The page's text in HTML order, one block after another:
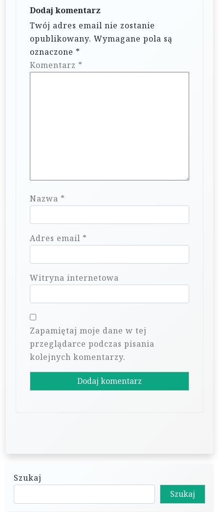
Dodaj komentarz
Twój adres email nie zostanie
opublikowany. Wymagane pola są
oznaczone *
Komentarz *
Nazwa *
Adres email *
Witryna internetowa
Zapamiętaj moje dane w tej
przeglądarce podczas pisania
kolejnych komentarzy.
Szukaj
Szukaj